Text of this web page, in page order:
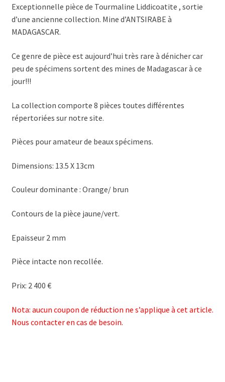
Exceptionnelle pièce de Tourmaline Liddicoatite , sortie
d’une ancienne collection. Mine d’ANTSIRABE à
MADAGASCAR.
Ce genre de pièce est aujourd’hui très rare à dénicher car
peu de spécimens sortent des mines de Madagascar à ce
jour!!!
La collection comporte 8 pièces toutes différentes
répertoriées sur notre site.
Pièces pour amateur de beaux spécimens.
Dimensions: 13.5 X 13cm
Couleur dominante : Orange/ brun
Contours de la pièce jaune/vert.
Epaisseur 2 mm
Pièce intacte non recollée.
Prix: 2 400 €
Nota: aucun coupon de réduction ne s’applique à cet article.
Nous contacter en cas de besoin.